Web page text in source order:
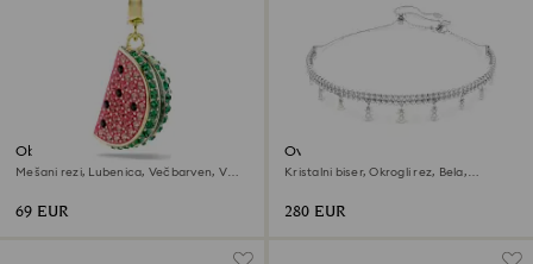
Obesek Idyllia
Mešani rezi, Lubenica, Večbarven, V
69 EUR
Ovratnica Ariana Grande x
Swarovski
Kristalni biser, Okrogli rez, Bela,
280 EUR